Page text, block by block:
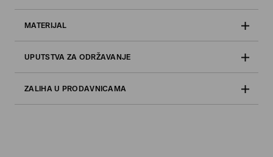
MATERIJAL
UPUTSTVA ZA ODRŽAVANJE
ZALIHA U PRODAVNICAMA